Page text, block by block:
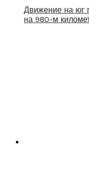
Движение на юг
на 980-м